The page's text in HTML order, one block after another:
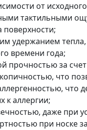
от
тактильными
поверхности;
удержанием
времени года;
прочностью за
что
что
к аллергии;
даже при
при носке